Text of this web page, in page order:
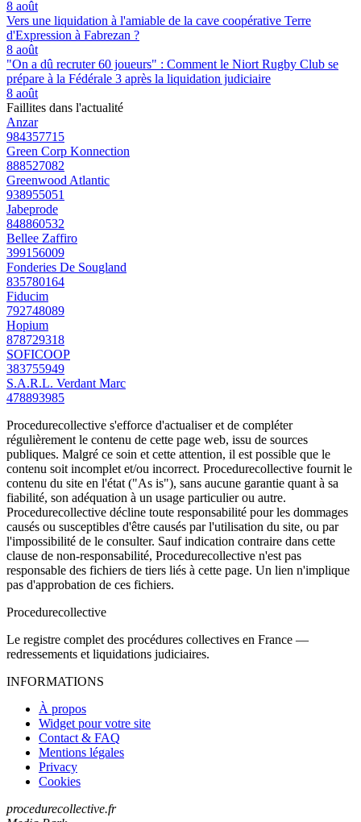
8 août
Vers une liquidation à l'amiable de la cave coopérative Terre
d'Expression à Fabrezan ?
8 août
"On a dû recruter 60 joueurs" : Comment le Niort Rugby Club se
prépare à la Fédérale 3 après la liquidation judiciaire
8 août
Faillites dans l'actualité
Anzar
984357715
Green Corp Konnection
888527082
Greenwood Atlantic
938955051
Jabeprode
848860532
Bellee Zaffiro
399156009
Fonderies De Sougland
835780164
Fiducim
792748089
Hopium
878729318
SOFICOOP
383755949
S.A.R.L. Verdant Marc
478893985
Procedurecollective s'efforce d'actualiser et de compléter
régulièrement le contenu de cette page web, issu de sources
publiques. Malgré ce soin et cette attention, il est possible que le
contenu soit incomplet et/ou incorrect. Procedurecollective fournit le
contenu du site en l'état ("As is"), sans aucune garantie quant à sa
fiabilité, son adéquation à un usage particulier ou autre.
Procedurecollective décline toute responsabilité pour les dommages
causés ou susceptibles d'être causés par l'utilisation du site, ou par
l'impossibilité de le consulter. Sauf indication contraire dans cette
clause de non-responsabilité, Procedurecollective n'est pas
responsable des fichiers de tiers liés à cette page. Un lien n'implique
pas d'approbation de ces fichiers.
Procedurecollective
Le registre complet des procédures collectives en France —
redressements et liquidations judiciaires.
INFORMATIONS
À propos
Widget pour votre site
Contact & FAQ
Mentions légales
Privacy
Cookies
procedurecollective.fr